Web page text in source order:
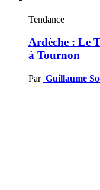
Tendance
Ardèche : Le
à Tournon
Par Guillaume